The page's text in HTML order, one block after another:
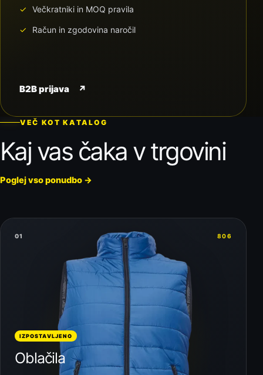
Večkratniki in MOQ pravila
Račun in zgodovina naročil
B2B prijava ↗
VEČ KOT KATALOG
Kaj vas čaka v trgovini
Poglej vso ponudbo →
01 806
IZPOSTAVLJENO
Oblačila